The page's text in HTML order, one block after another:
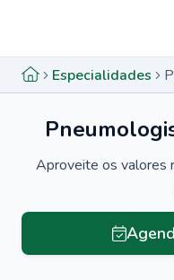
Especialidades
Aproveite os valores